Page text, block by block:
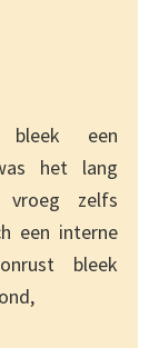
een
het lang
vroeg zelfs
een interne
bleek